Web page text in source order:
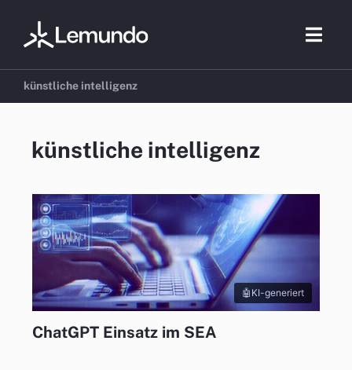
springen
Marketing
Branchen
Über uns
künstliche intelligenz
künstliche intelligenz
KI-generiert
ChatGPT Einsatz im SEA